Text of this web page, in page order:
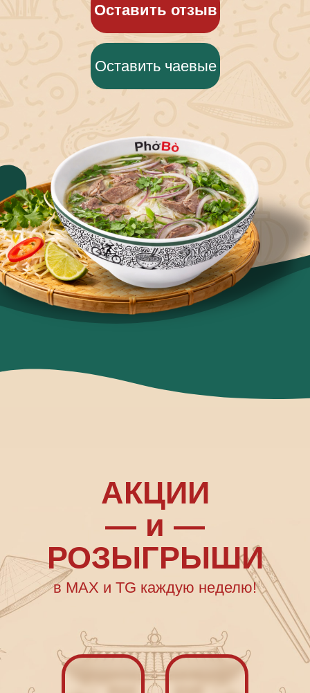
Оставить отзыв
Оставить чаевые
АКЦИИ
— и —
РОЗЫГРЫШИ
в MAX и TG каждую неделю!